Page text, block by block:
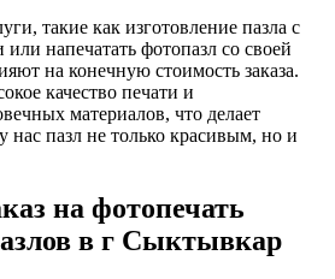
такие как изготовление пазла с
напечатать фотопазл со своей
на конечную стоимость заказа.
качество печати и
материалов, что делает
нас пазл не только красивым, но и
на фотопечать
в г Сыктывкар